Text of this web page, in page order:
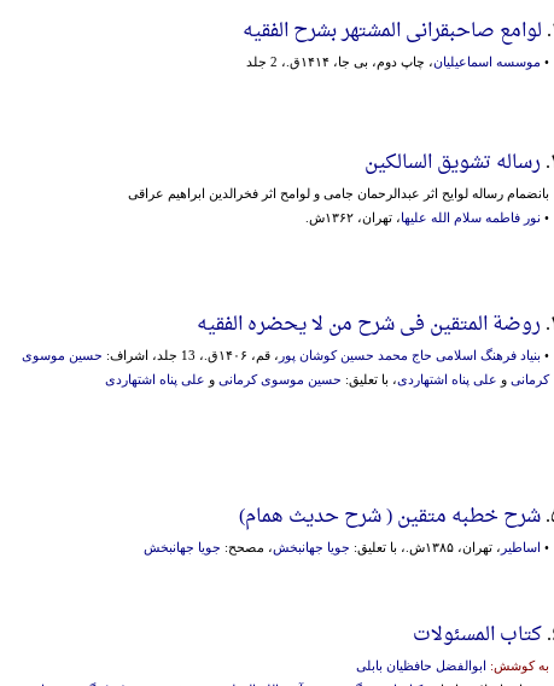
لوامع صاحبقرانی المشتهر بشرح الفقیه
• موسسه اسماعیلیان، چاپ دوم، بی جا، ۱۴۱۴ق.، 2 جلد
رساله تشویق السالکین
بانضمام رساله لوایح اثر عبدالرحمان جامی و لوامح اثر فخرالدین ابراهیم عراقی
• نور فاطمه سلام الله علیها، تهران، ۱۳۶۲ش.
روضة المتقین فی شرح من لا یحضره الفقیه
• بنیاد فرهنگ اسلامی حاج محمد حسین کوشان پور ، قم، ۱۴۰۶ق.، 13 جلد، اشراف:
حسین موسوی
کرمانی و علی پناه اشتهاردی، با تعلیق: حسین موسوی کرمانی و علی پناه اشتهاردی
شرح خطبه متقین ( شرح حدیث همام)
• اساطیر ، تهران، ۱۳۸۵ش.، با تعلیق: جویا جهانبخش، مصحح: جویا جهانبخش
کتاب المسئولات
به کوشش: ابوالفضل حافظیان بابلی